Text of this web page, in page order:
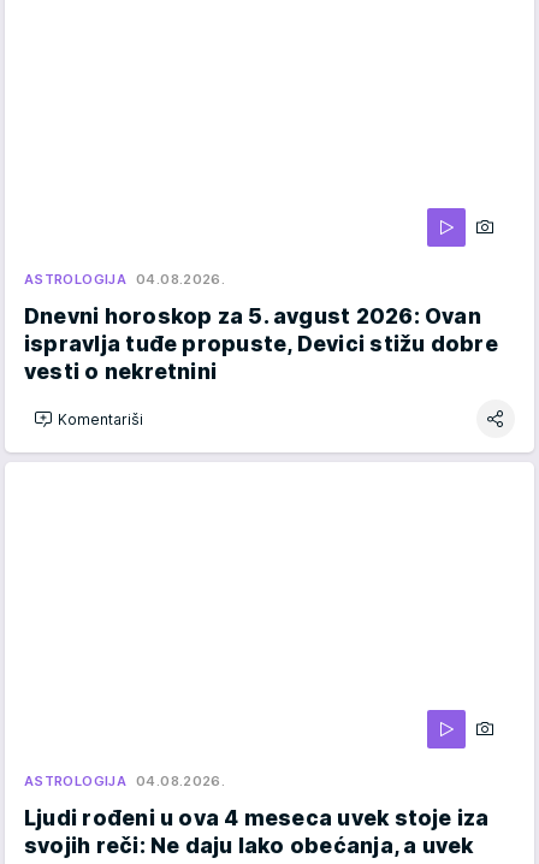
ASTROLOGIJA 04.08.2026.
Dnevni horoskop za 5. avgust 2026: Ovan
ispravlja tuđe propuste, Devici stižu dobre
vesti o nekretnini
Komentariši
ASTROLOGIJA 04.08.2026.
Ljudi rođeni u ova 4 meseca uvek stoje iza
svojih reči: Ne daju lako obećanja, a uvek